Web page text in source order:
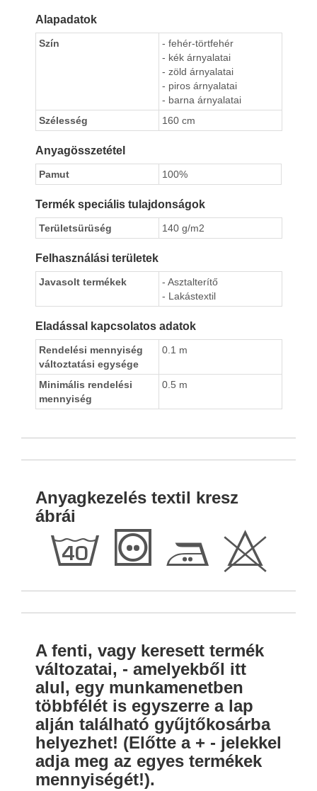
Alapadatok
Szín
- fehér-törtfehér
- kék árnyalatai
- zöld árnyalatai
- piros árnyalatai
- barna árnyalatai
Szélesség
160 cm
Anyagösszetétel
Pamut 100%
Termék speciális tulajdonságok
Területsürüség 140 g/m2
Felhasználási területek
Javasolt termékek
- Asztalterítő
- Lakástextil
Eladással kapcsolatos adatok
Rendelési mennyiség
változtatási egysége
0.1 m
Minimális rendelési
mennyiség
0.5 m
Anyagkezelés textil kresz
ábrái
h T E H
A fenti, vagy keresett termék
változatai, - amelyekből itt
alul, egy munkamenetben
többfélét is egyszerre a lap
alján található gyűjtőkosárba
helyezhet! (Előtte a + - jelekkel
adja meg az egyes termékek
mennyiségét!).